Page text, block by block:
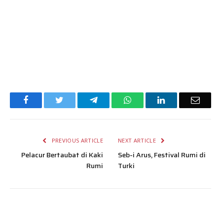
Facebook TelegramWhatsAppLinkedIn Email
PREVIOUS ARTICLE
Pelacur Bertaubat di Kaki
Rumi
NEXT ARTICLE
Seb-i Arus, Festival Rumi di
Turki